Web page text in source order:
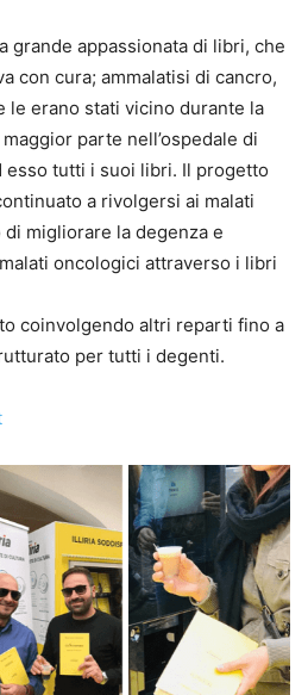
grande appassionata di libri, che
con cura; ammalatisi di cancro,
le erano stati vicino durante la
parte nell’ospedale di
esso tutti i suoi libri. Il progetto
a rivolgersi ai malati
migliorare la degenza e
oncologici attraverso i libri
coinvolgendo altri reparti fino a
per tutti i degenti.